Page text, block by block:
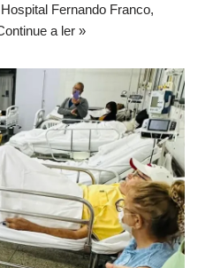
Fernando Franco,
a ler »